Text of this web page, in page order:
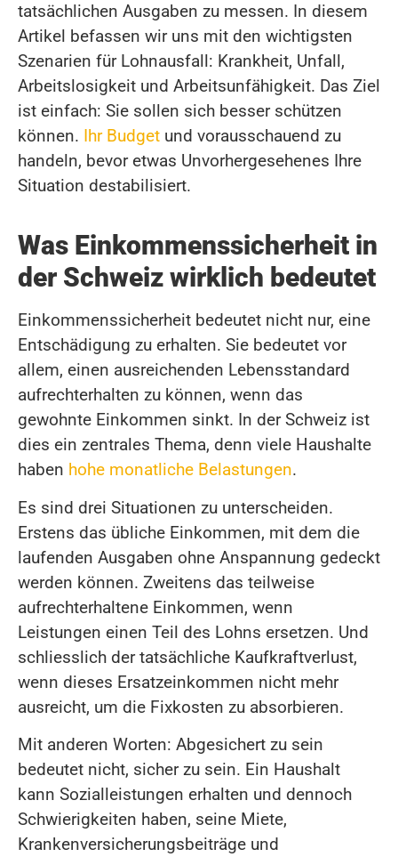
tatsächlichen Ausgaben zu messen. In diesem
Artikel befassen wir uns mit den wichtigsten
Szenarien für Lohnausfall: Krankheit, Unfall,
Arbeitslosigkeit und Arbeitsunfähigkeit. Das Ziel
ist einfach: Sie sollen sich besser schützen
können. Ihr Budget und vorausschauend zu
handeln, bevor etwas Unvorhergesehenes Ihre
Situation destabilisiert.
Was Einkommenssicherheit in
der Schweiz wirklich bedeutet
Einkommenssicherheit bedeutet nicht nur, eine
Entschädigung zu erhalten. Sie bedeutet vor
allem, einen ausreichenden Lebensstandard
aufrechterhalten zu können, wenn das
gewohnte Einkommen sinkt. In der Schweiz ist
dies ein zentrales Thema, denn viele Haushalte
haben hohe monatliche Belastungen.
Es sind drei Situationen zu unterscheiden.
Erstens das übliche Einkommen, mit dem die
laufenden Ausgaben ohne Anspannung gedeckt
werden können. Zweitens das teilweise
aufrechterhaltene Einkommen, wenn
Leistungen einen Teil des Lohns ersetzen. Und
schliesslich der tatsächliche Kaufkraftverlust,
wenn dieses Ersatzeinkommen nicht mehr
ausreicht, um die Fixkosten zu absorbieren.
Mit anderen Worten: Abgesichert zu sein
bedeutet nicht, sicher zu sein. Ein Haushalt
kann Sozialleistungen erhalten und dennoch
Schwierigkeiten haben, seine Miete,
Krankenversicherungsbeiträge und